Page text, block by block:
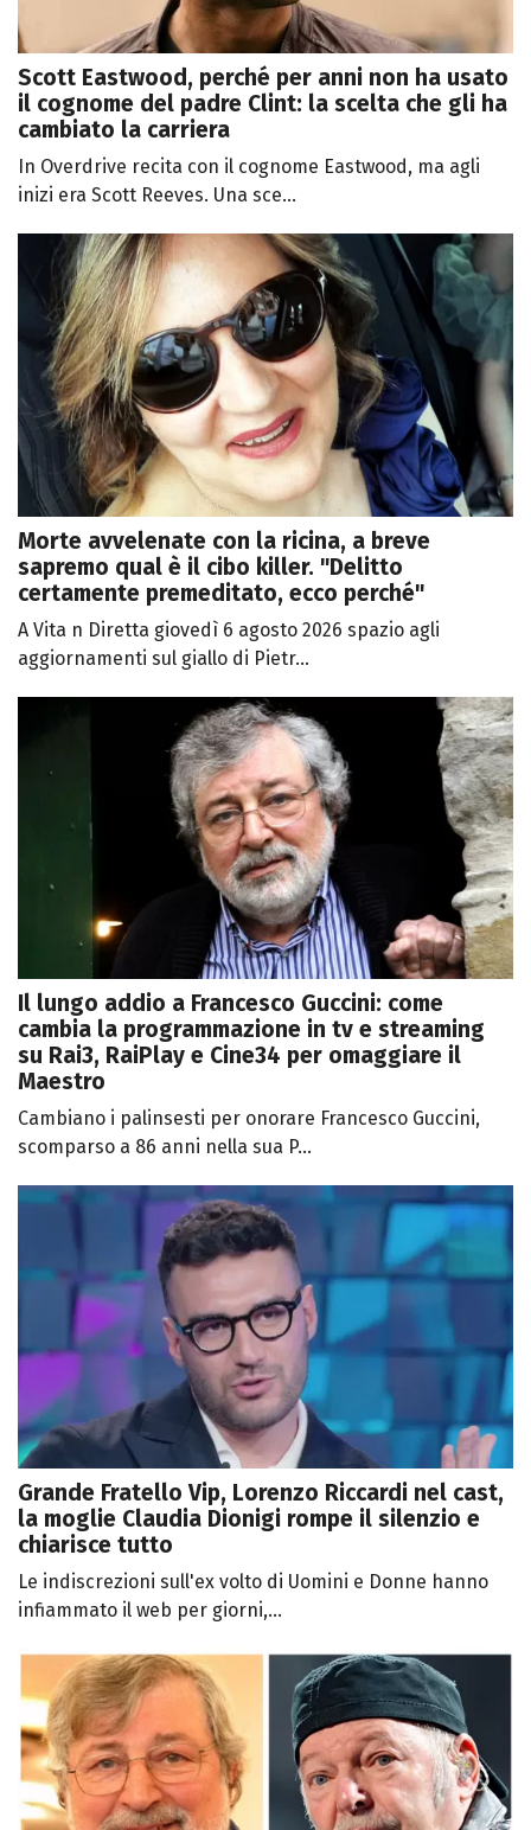
Scott Eastwood, perché per anni non ha usato
il cognome del padre Clint: la scelta che gli ha
cambiato la carriera
In Overdrive recita con il cognome Eastwood, ma agli
inizi era Scott Reeves. Una sce...
Morte avvelenate con la ricina, a breve
sapremo qual è il cibo killer. "Delitto
certamente premeditato, ecco perché"
A Vita n Diretta giovedì 6 agosto 2026 spazio agli
aggiornamenti sul giallo di Pietr...
Il lungo addio a Francesco Guccini: come
cambia la programmazione in tv e streaming
su Rai3, RaiPlay e Cine34 per omaggiare il
Maestro
Cambiano i palinsesti per onorare Francesco Guccini,
scomparso a 86 anni nella sua P...
Grande Fratello Vip, Lorenzo Riccardi nel cast,
la moglie Claudia Dionigi rompe il silenzio e
chiarisce tutto
Le indiscrezioni sull'ex volto di Uomini e Donne hanno
infiammato il web per giorni,...